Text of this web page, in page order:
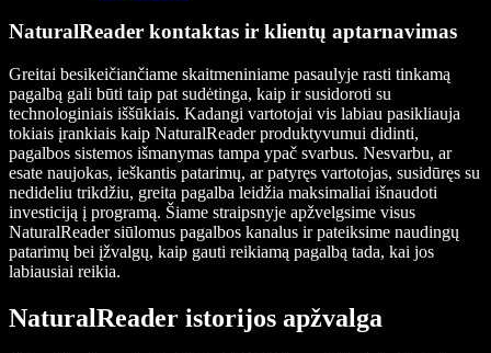
NaturalReader kontaktas ir klientų aptarnavimas
Greitai besikeičiančiame skaitmeniniame pasaulyje rasti tinkamą
pagalbą gali būti taip pat sudėtinga, kaip ir susidoroti su
technologiniais iššūkiais. Kadangi vartotojai vis labiau pasikliauja
tokiais įrankiais kaip NaturalReader produktyvumui didinti,
pagalbos sistemos išmanymas tampa ypač svarbus. Nesvarbu, ar
esate naujokas, ieškantis patarimų, ar patyręs vartotojas, susidūręs su
nedideliu trikdžiu, greita pagalba leidžia maksimaliai išnaudoti
investiciją į programą. Šiame straipsnyje apžvelgsime visus
NaturalReader siūlomus pagalbos kanalus ir pateiksime naudingų
patarimų bei įžvalgų, kaip gauti reikiamą pagalbą tada, kai jos
labiausiai reikia.
NaturalReader istorijos apžvalga